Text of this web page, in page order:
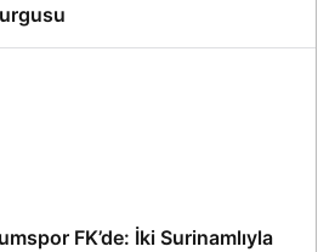
FK’de: İki Surinamlıyla